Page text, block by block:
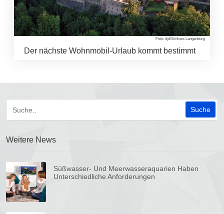
Foto: djd/Schloss Langenburg
Der nächste Wohnmobil-Urlaub kommt bestimmt
Weitere News
Süßwasser- Und Meerwasseraquarien Haben
Unterschiedliche Anforderungen